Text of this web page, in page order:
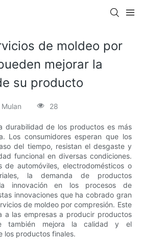
de moldeo por
mejorar la
su producto
Mulan 28
durabilidad de los productos es más
Los consumidores esperan que los
del tiempo, resistan el desgaste y
funcional en diversas condiciones.
automóviles, electrodomésticos o
la demanda de productos
innovación en los procesos de
innovaciones que ha cobrado gran
de moldeo por compresión. Este
a las empresas a producir productos
también mejora la calidad y el
los productos finales.